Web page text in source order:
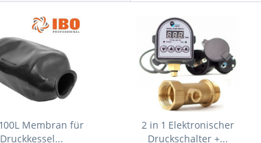
Membran für
Druckkessel...
2 in 1 Elektronischer
Druckschalter +...